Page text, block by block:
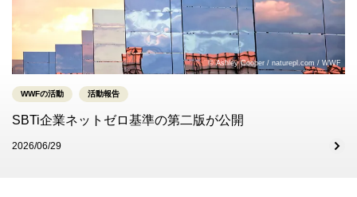
© Ashley Cooper / naturepl.com / WWF
WWFの活動 活動報告
SBTi企業ネットゼロ基準の第二版が公開
2026/06/29